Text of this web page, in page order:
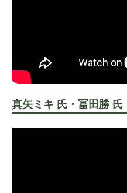
真矢ミキ 氏・冨田勝 氏